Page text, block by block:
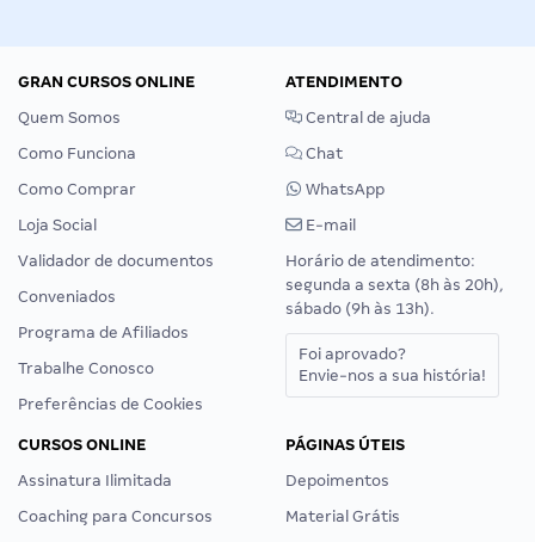
GRAN CURSOS ONLINE
Quem Somos
Como Funciona
Como Comprar
Loja Social
Validador de documentos
Conveniados
Programa de Afiliados
Trabalhe Conosco
Preferências de Cookies
ATENDIMENTO
Central de ajuda
Chat
WhatsApp
E-mail
Horário de atendimento:
segunda a sexta (8h às 20h),
sábado (9h às 13h).
Foi aprovado?
Envie-nos a sua história!
CURSOS ONLINE
Assinatura Ilimitada
Coaching para Concursos
PÁGINAS ÚTEIS
Depoimentos
Material Grátis